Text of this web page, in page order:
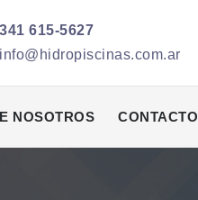
341 615-5627
info@hidropiscinas.com.ar
NOSOTROS CONTACTO